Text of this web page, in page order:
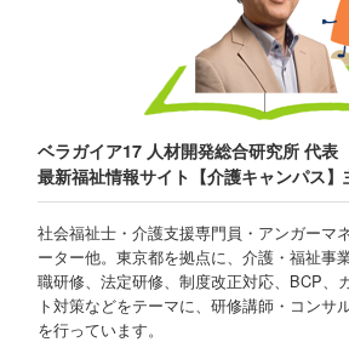
ベラガイア17 人材開発総合研究所 代表
最新福祉情報サイト【介護キャンパス
社会福祉士・介護支援専門員・アンガーマ
ーター他。東京都を拠点に、介護・福祉事
職研修、法定研修、制度改正対応、BCP、
ト対策などをテーマに、研修講師・コンサ
を行っています。